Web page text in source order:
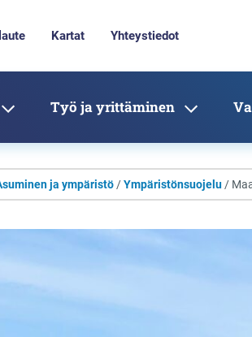
Kartat Yhteystiedot
Työ ja yrittäminen
ja ympäristö /Ympäristönsuojelu /